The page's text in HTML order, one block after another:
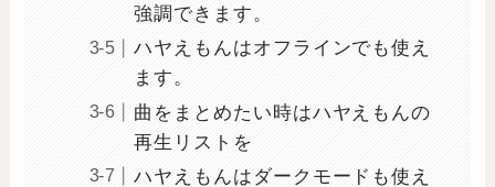
強調できます。
ハヤえもんはオフラインでも使え
ます。
曲をまとめたい時はハヤえもんの
再生リストを
ハヤえもんはダークモードも使え